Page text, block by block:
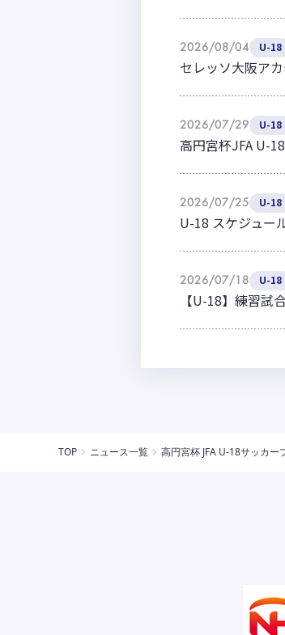
2026/08/04 U-18
セレッソ大阪ア
2026/07/29 U-18
高円宮杯JFA U-
2026/07/25 U-18
U-18 スケジュー
2026/07/18 U-18
【U-18】練習試
TOP ニュース一覧 高円宮杯 JFA U-18サッカ